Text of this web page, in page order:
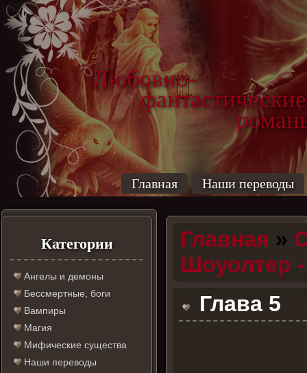
Любовно-
фантастические
Главная Наши переводы
Категории
Ангелы и демоны
Бессмертные, боги
Вампиры
Магия
Мифические существа
Наши переводы
Главная »
Шоуолтер
Глава 5